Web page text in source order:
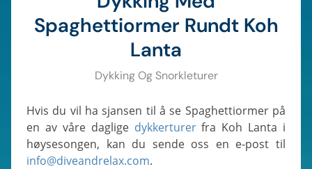
Spaghettiormer Rundt Koh
Lanta
Dykking Og Snorkleturer
Hvis du vil ha sjansen til å se Spaghettiormer på
en av våre daglige dykkerturerfra Koh Lanta i
høysesongen, kan du sende oss en e-post til
info@diveandrelax.com.